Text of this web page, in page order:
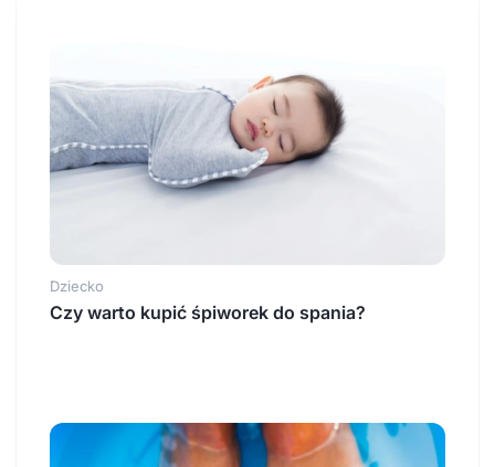
Dziecko
Czy warto kupić śpiworek do spania?